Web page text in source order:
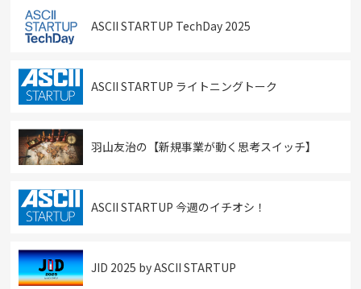
ASCII STARTUP TechDay 2025
ASCII STARTUP ライトニングトーク
羽山友治の【新規事業が動く思考スイッチ】
ASCII STARTUP 今週のイチオシ！
JID 2025 by ASCII STARTUP